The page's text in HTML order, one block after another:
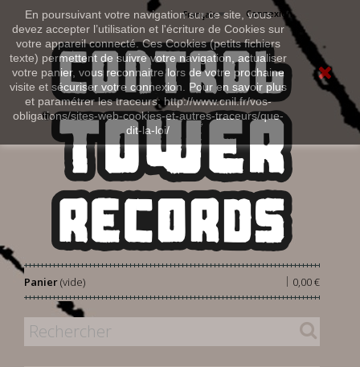
En poursuivant votre navigation sur ce site, vous
devez accepter l’utilisation et l'écriture de Cookies sur
votre appareil connecté. Ces Cookies (petits fichiers
texte) permettent de suivre votre navigation, actualiser
votre panier, vous reconnaitre lors de votre prochaine
visite et sécuriser votre connexion. Pour en savoir plus
et paramétrer les traceurs: http://www.cnil.fr/vos-
obligations/sites-web-cookies-et-autres-traceurs/que-
dit-la-loi/
Connexion
Français
Panier 0,00 €
|
(vide)